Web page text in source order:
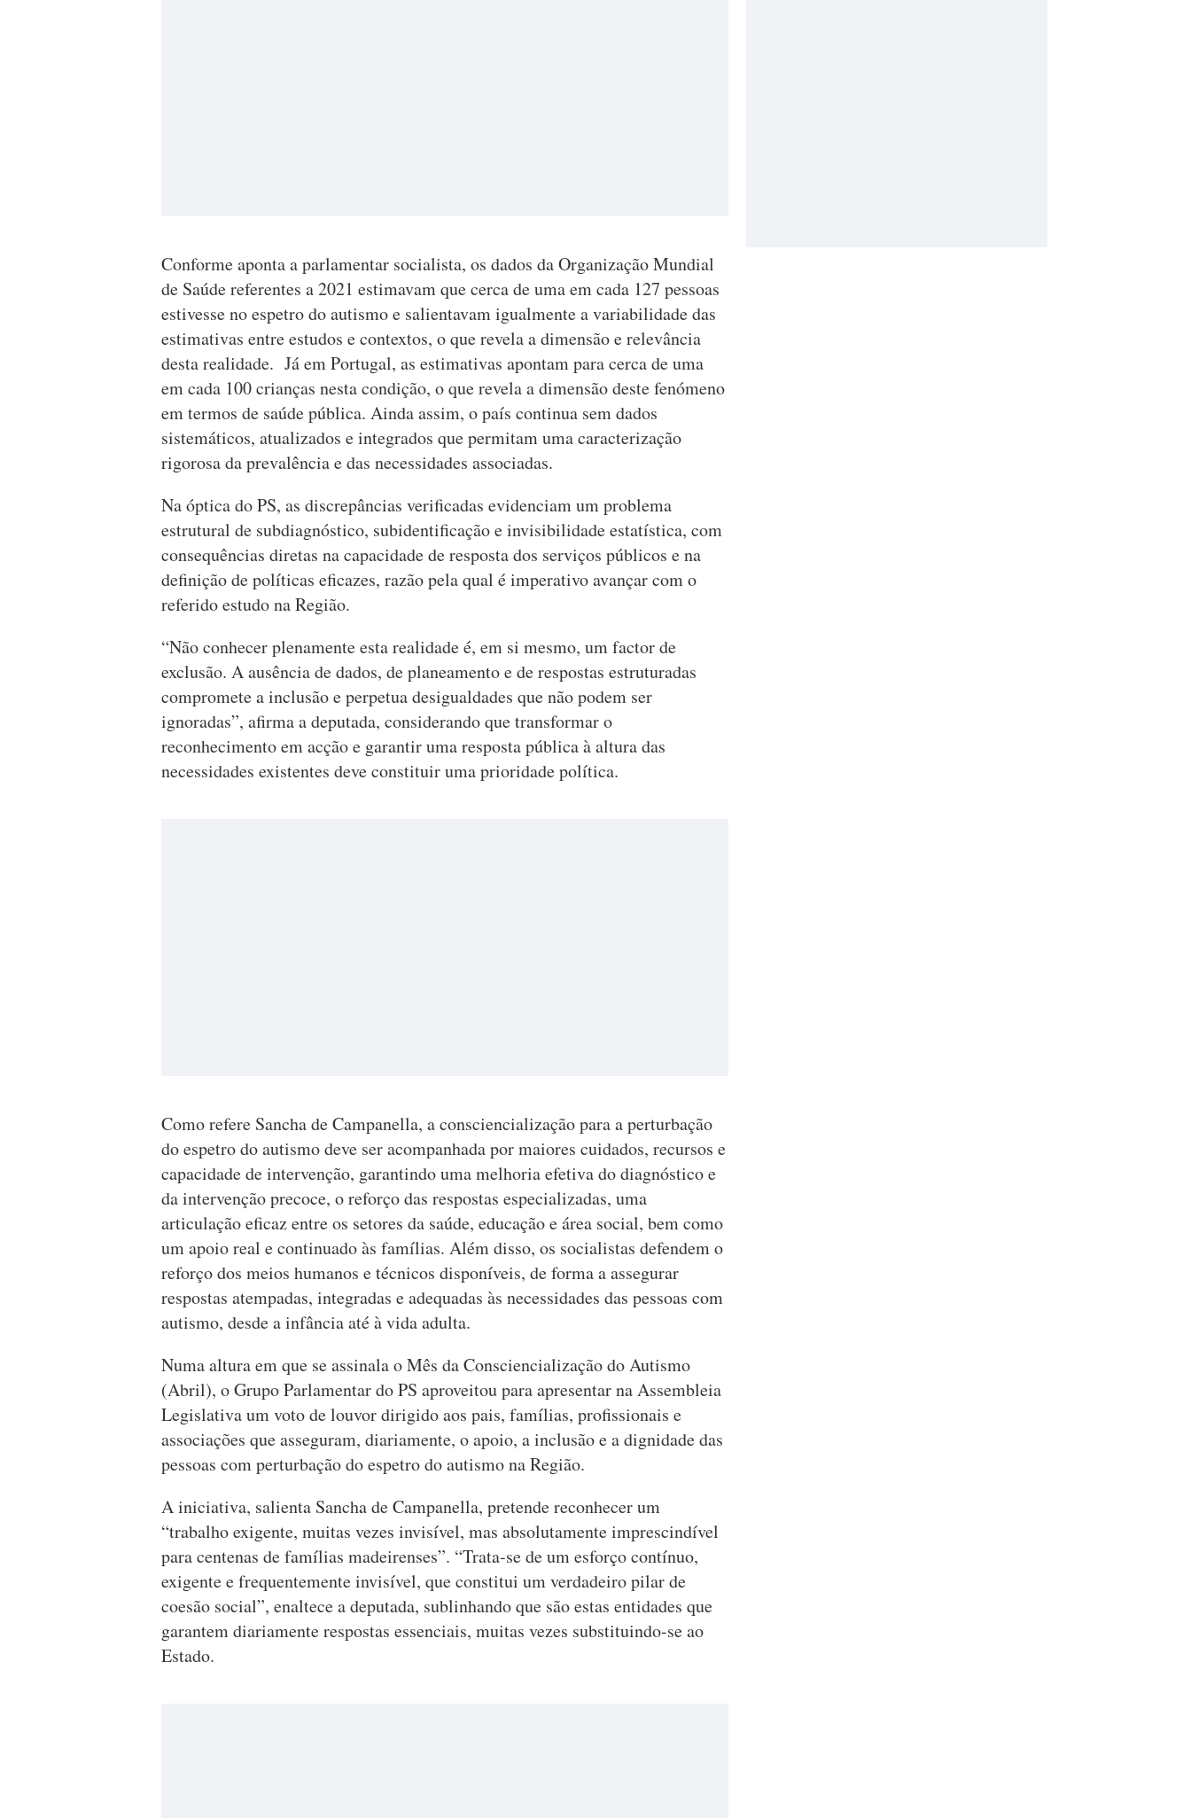
Conforme aponta a parlamentar socialista, os dados da Organização Mundial
de Saúde referentes a 2021 estimavam que cerca de uma em cada 127 pessoas
estivesse no espetro do autismo e salientavam igualmente a variabilidade das
estimativas entre estudos e contextos, o que revela a dimensão e relevância
desta realidade. Já em Portugal, as estimativas apontam para cerca de uma
em cada 100 crianças nesta condição, o que revela a dimensão deste fenómeno
em termos de saúde pública. Ainda assim, o país continua sem dados
sistemáticos, atualizados e integrados que permitam uma caracterização
rigorosa da prevalência e das necessidades associadas.
Na óptica do PS, as discrepâncias verificadas evidenciam um problema
estrutural de subdiagnóstico, subidentificação e invisibilidade estatística, com
consequências diretas na capacidade de resposta dos serviços públicos e na
definição de políticas eficazes, razão pela qual é imperativo avançar com o
referido estudo na Região.
“Não conhecer plenamente esta realidade é, em si mesmo, um factor de
exclusão. A ausência de dados, de planeamento e de respostas estruturadas
compromete a inclusão e perpetua desigualdades que não podem ser
ignoradas”, afirma a deputada, considerando que transformar o
reconhecimento em acção e garantir uma resposta pública à altura das
necessidades existentes deve constituir uma prioridade política.
Como refere Sancha de Campanella, a consciencialização para a perturbação
do espetro do autismo deve ser acompanhada por maiores cuidados, recursos e
capacidade de intervenção, garantindo uma melhoria efetiva do diagnóstico e
da intervenção precoce, o reforço das respostas especializadas, uma
articulação eficaz entre os setores da saúde, educação e área social, bem como
um apoio real e continuado às famílias. Além disso, os socialistas defendem o
reforço dos meios humanos e técnicos disponíveis, de forma a assegurar
respostas atempadas, integradas e adequadas às necessidades das pessoas com
autismo, desde a infância até à vida adulta.
Numa altura em que se assinala o Mês da Consciencialização do Autismo
(Abril), o Grupo Parlamentar do PS aproveitou para apresentar na Assembleia
Legislativa um voto de louvor dirigido aos pais, famílias, profissionais e
associações que asseguram, diariamente, o apoio, a inclusão e a dignidade das
pessoas com perturbação do espetro do autismo na Região.
A iniciativa, salienta Sancha de Campanella, pretende reconhecer um
“trabalho exigente, muitas vezes invisível, mas absolutamente imprescindível
para centenas de famílias madeirenses”. “Trata-se de um esforço contínuo,
exigente e frequentemente invisível, que constitui um verdadeiro pilar de
coesão social”, enaltece a deputada, sublinhando que são estas entidades que
garantem diariamente respostas essenciais, muitas vezes substituindo-se ao
Estado.